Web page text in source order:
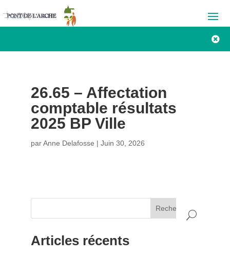

26.65 – Affectation
comptable résultats
2025 BP Ville
parAnne Delafosse | Juin 30, 2026
Rechercher
Articles récents